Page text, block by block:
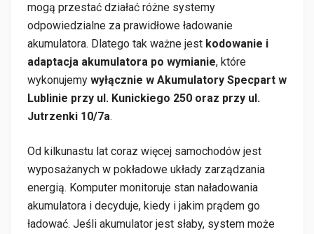
mogą przestać działać różne systemy
odpowiedzialne za prawidłowe ładowanie
akumulatora. Dlatego tak ważne jest kodowanie i
adaptacja akumulatora po wymianie, które
wykonujemy wyłącznie w Akumulatory Specpart w
Lublinie przy ul. Kunickiego 250 oraz przy ul.
Jutrzenki 10/7a.
Od kilkunastu lat coraz więcej samochodów jest
wyposażanych w pokładowe układy zarządzania
energią. Komputer monitoruje stan naładowania
akumulatora i decyduje, kiedy i jakim prądem go
ładować. Jeśli akumulator jest słaby, system może